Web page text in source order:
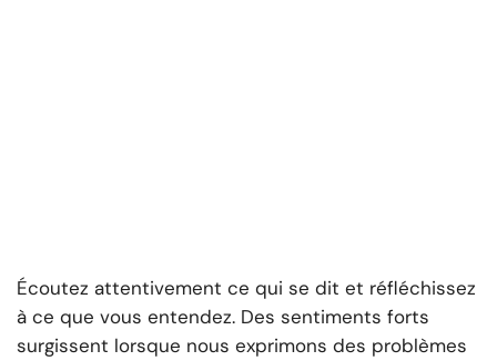
Écoutez attentivement ce qui se dit et réfléchissez
à ce que vous entendez. Des sentiments forts
surgissent lorsque nous exprimons des problèmes